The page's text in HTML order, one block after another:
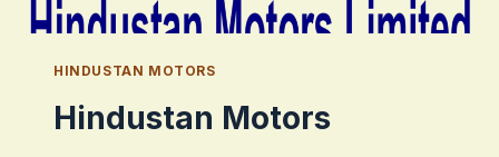
HINDUSTAN MOTORS
Hindustan Motors